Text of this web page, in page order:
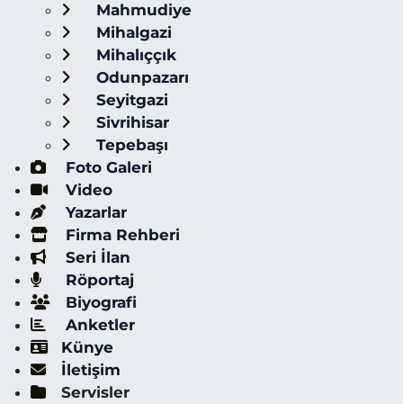
Mahmudiye
Mihalgazi
Mihalıççık
Odunpazarı
Seyitgazi
Sivrihisar
Tepebaşı
Foto Galeri
Video
Yazarlar
Firma Rehberi
Seri İlan
Röportaj
Biyografi
Anketler
Künye
İletişim
Servisler